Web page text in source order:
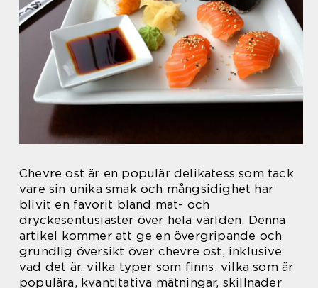
Chevre ost är en populär delikatess som tack
vare sin unika smak och mångsidighet har
blivit en favorit bland mat- och
dryckesentusiaster över hela världen. Denna
artikel kommer att ge en övergripande och
grundlig översikt över chevre ost, inklusive
vad det är, vilka typer som finns, vilka som är
populära, kvantitativa mätningar, skillnader